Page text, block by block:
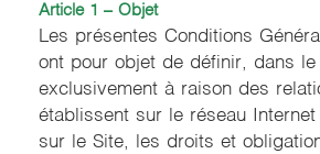
Article 1 – Objet
Les présentes Conditions
ont pour objet de définir, dans le
exclusivement à raison des
établissent sur le réseau
sur le Site, les droits et